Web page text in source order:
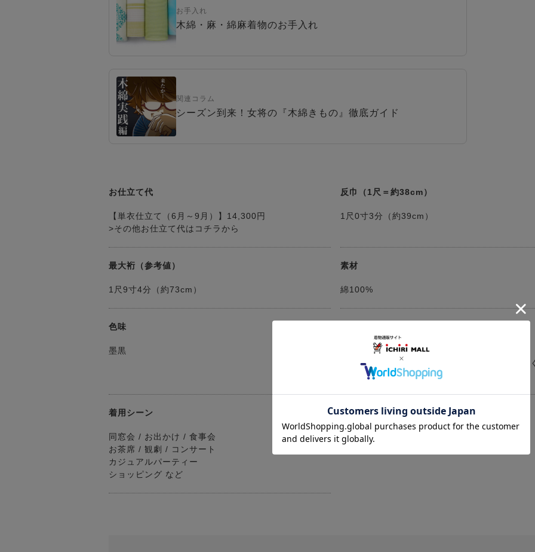
お手入れ
木綿・麻・綿麻着物のお手入れ
関連コラム
シーズン到来！女将の『木綿きもの』徹底ガイド
お仕立て代
【単衣仕立て（6月～9月）】14,300円
>その他お仕立て代はコチラから
反巾（1尺＝約38cm）
1尺0寸3分（約39cm）
最大裄（参考値）
1尺9寸4分（約73cm）
素材
綿100%
色味
墨黒
決済確認日より３～５営業日以内に発送
（お仕立てをする場合は約50日※確認事項がな
ムーズに進行した際の目安）
着用シーン
同窓会 / お出かけ / 食事会
お茶席 / 観劇 / コンサート
カジュアルパーティー
ショッピング など